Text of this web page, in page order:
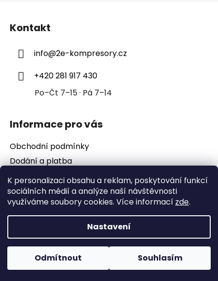
K personalizaci obsahu a reklam, poskytování funkcí
sociálních médií a analýze naší návštěvnosti
využíváme soubory cookies. Více informací zde.
Nastavení
Odmítnout Souhlasím
Kontakt
info@2e-kompresory.cz
+420 281 917 430
Po–Čt 7–15 · Pá 7–14
Informace pro vás
Obchodní podmínky
Dodání a platba
Podmínky ochrany osobních údajů
Vytvořil Shoptet
Copyright 20262e-kompresory. Všechna práva
vyhrazena.Upravit nastavení cookies
E-shop od Juli&Tom